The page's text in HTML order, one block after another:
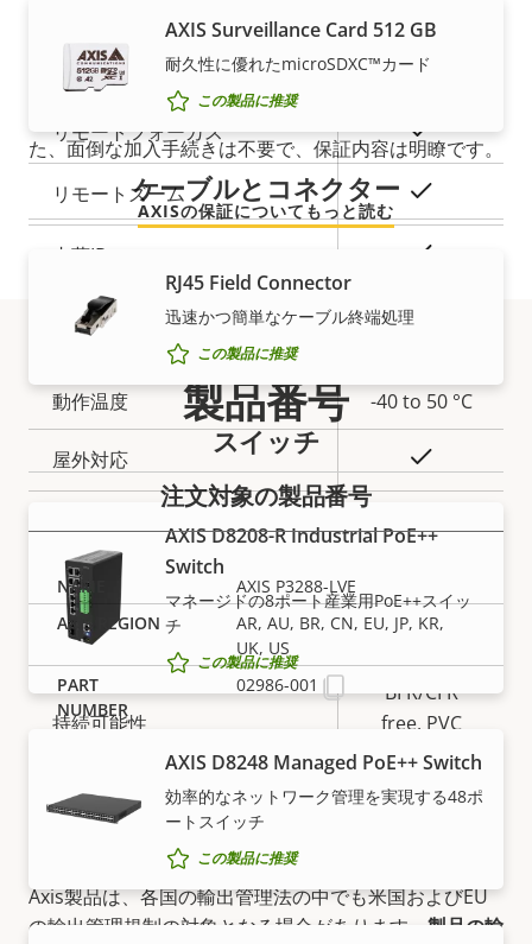
プ
ロ
パ
テ
ィ
プ
ロ
パ
リモートフォーカス ○
リモートズーム
内蔵IR
ローカルストレージ (メモリー
カードスロット)
動作温度 -40 to 50 °C
屋外対応
IP定格
再塗装向けに設計 ○
持続可能性
BFR/CFR
free, PVC
free
AXIS Surveillance Card 512 GB
耐久性に優れたmicroSDXC™カード
この製品に推奨
ケーブルとコネクター
RJ45 Field Connector
迅速かつ簡単なケーブル終端処理
この製品に推奨
スイッチ
AXIS D8208-R Industrial PoE++
Switch
マネージドの8ポート産業⽤PoE++スイッ
チ
この製品に推奨
AXIS D8248 Managed PoE++ Switch
効率的なネットワーク管理を実現する48ポ
ートスイッチ
この製品に推奨
安心の5年間保証
Axisの新しい5年間保証は、5年間のトラブルフリーの製
品所有をお約束し、費用対効果を高めるものです。ま
た、面倒な加入手続きは不要で、保証内容は明瞭です。
AXISの保証についてもっと読む
製品番号
注文対象の製品番号
AXIS P3288-LVE
AR, AU, BR, CN, EU, JP, KR,
UK, US
02986-001
Axis製品は、各国の輸出管理法の中でも米国およびEU
の輸出管理規制の対象となる場合があります。 製品の輸